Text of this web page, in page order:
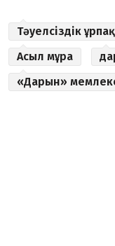
Тәуелсіздік
Асыл мұра
«Дарын»